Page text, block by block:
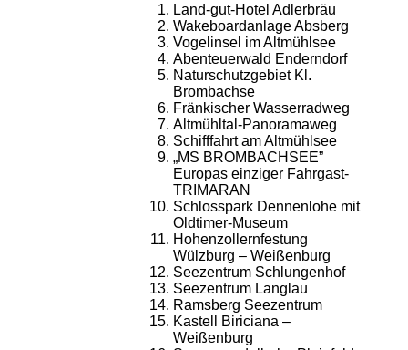
Land-gut-Hotel Adlerbräu
Wakeboardanlage Absberg
Vogelinsel im Altmühlsee
Abenteuerwald Enderndorf
Naturschutzgebiet Kl.
Brombachse
Fränkischer Wasserradweg
Altmühltal-Panoramaweg
Schifffahrt am Altmühlsee
„MS BROMBACHSEE”
Europas einziger Fahrgast-
TRIMARAN
Schlosspark Dennenlohe mit
Oldtimer-Museum
Hohenzollernfestung
Wülzburg – Weißenburg
Seezentrum Schlungenhof
Seezentrum Langlau
Ramsberg Seezentrum
Kastell Biriciana –
Weißenburg